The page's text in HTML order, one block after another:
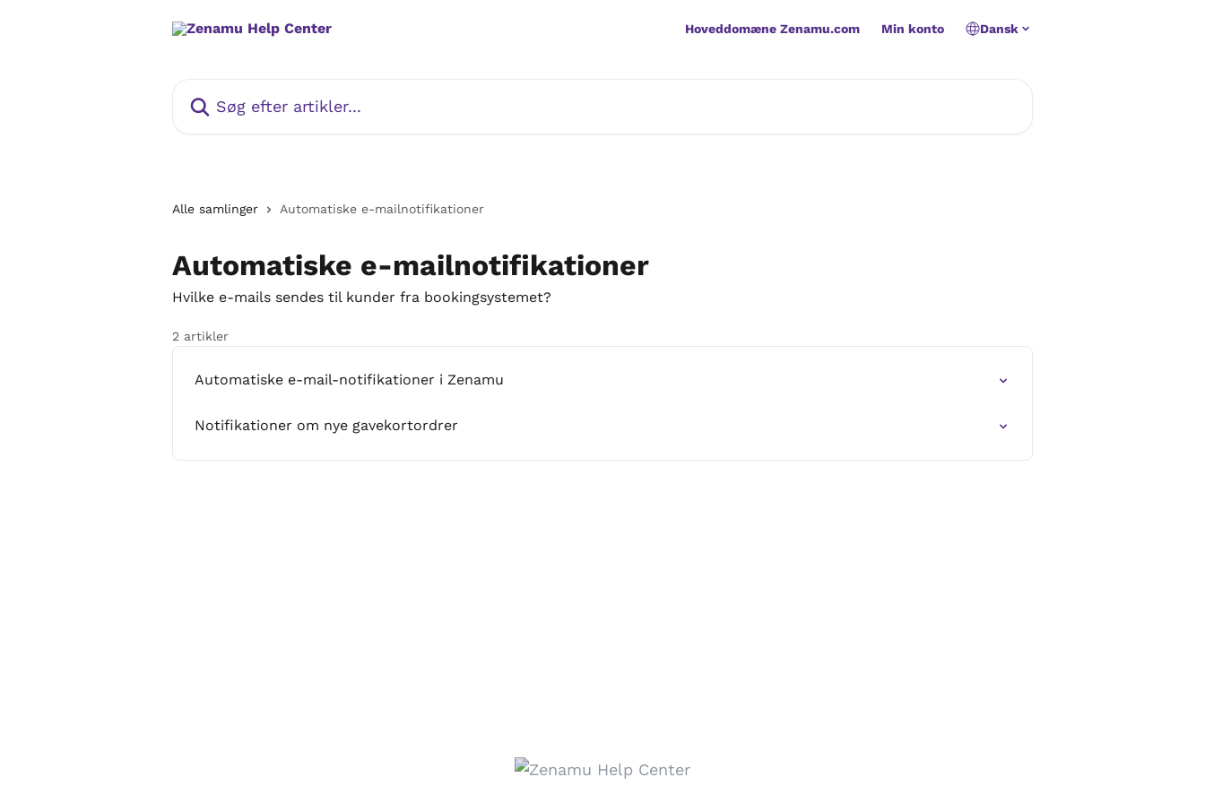
Hoveddomæne Zenamu.com Min konto Dansk
Alle samlinger Automatiske e-mailnotifikationer
Automatiske e-mailnotifikationer
Hvilke e-mails sendes til kunder fra bookingsystemet?
2 artikler
Automatiske e-mail-notifikationer i Zenamu
Notifikationer om nye gavekortordrer